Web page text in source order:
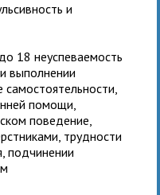
и
18 неуспеваемость
выполнении
помощи,
поведение,
трудности
подчинении